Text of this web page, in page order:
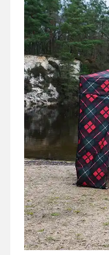
à carreaux,
écossaises et
Rouge éclatant
tartan à la fois
incontournable
s’affiche avec
Grâce à notre
vous pourrez
rock ou
imprimé et d’en
Ce barnum
modèles : en
Vous pouvez